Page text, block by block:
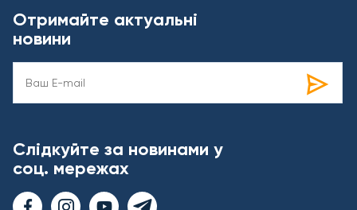
Отримайте актуальні
новини
Слідкуйте за новинами у
соц. мережах